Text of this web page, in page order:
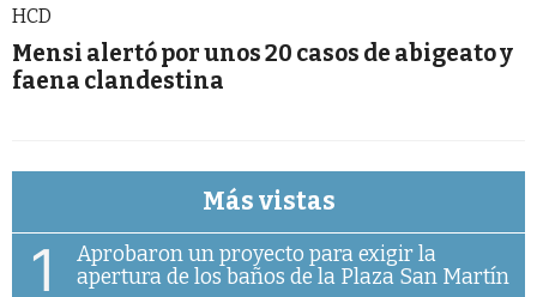
HCD
Mensi alertó por unos 20 casos de abigeato y
faena clandestina
Más vistas
1
Aprobaron un proyecto para exigir la
apertura de los baños de la Plaza San Martín